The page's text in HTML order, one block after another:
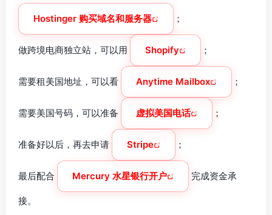
Hostinger 购买域名和服务器 ；
做跨境电商独立站，可以用 Shopify ；
需要租美国地址，可以看 Anytime Mailbox ；
需要美国号码，可以准备 虚拟美国电话 ；
准备好以后，再去申请 Stripe ；
最后配合 Mercury 水星银行开户 完成资金承
接。